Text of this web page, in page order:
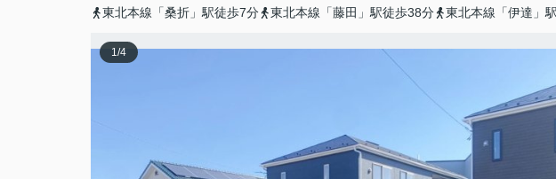
東北本線「桑折」駅徒歩7分
東北本線「藤田」駅徒歩38分 東北本線「伊達」
1/4